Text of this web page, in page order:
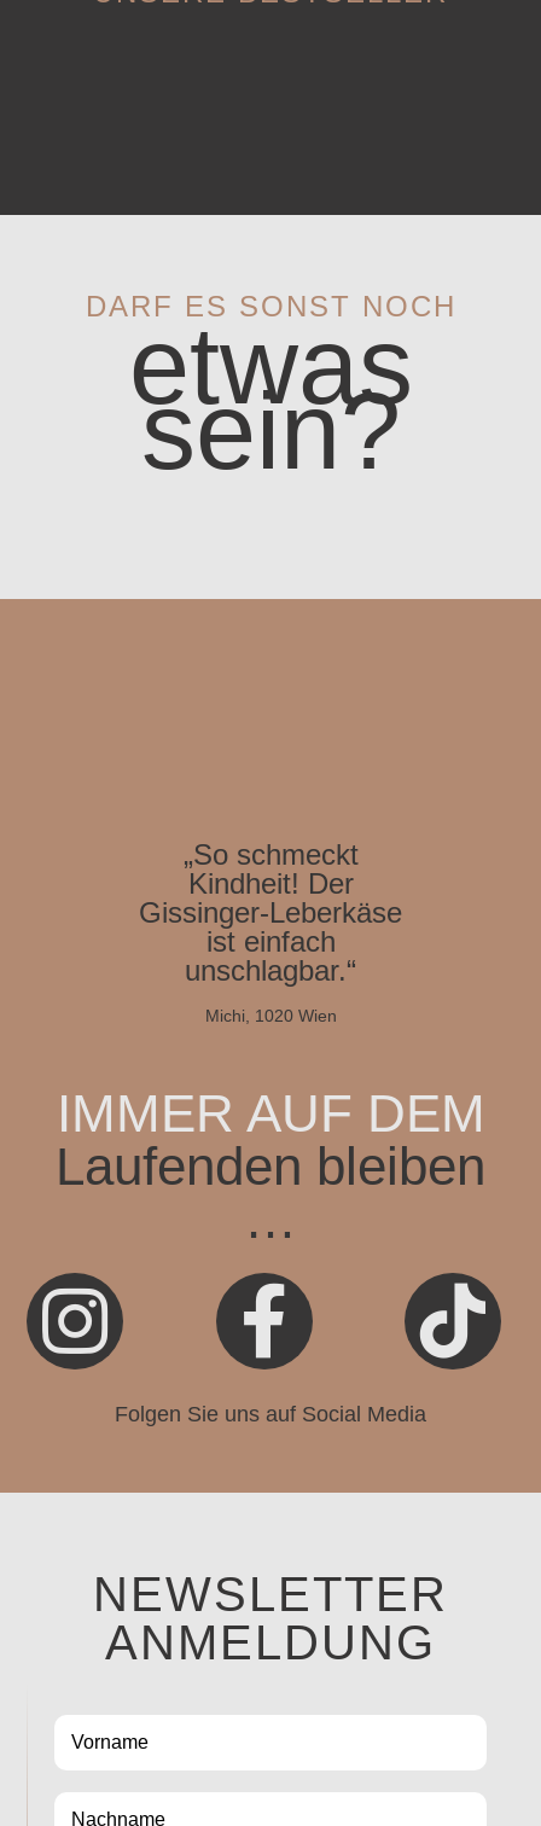
DARF ES SONST NOCH
etwas
sein?
„So schmeckt
Kindheit! Der
Gissinger-Leberkäse
ist einfach
unschlagbar.“
Michi, 1020 Wien
IMMER AUF DEM
Laufenden bleiben
…
  
Folgen Sie uns auf Social Media
NEWSLETTER
ANMELDUNG